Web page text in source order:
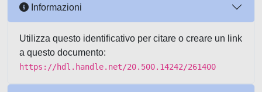
Informazioni
Utilizza questo identificativo per citare o creare un link
a questo documento:
https://hdl.handle.net/20.500.14242/261400